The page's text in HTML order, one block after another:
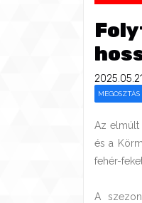
2025.05.21
MEGOSZTÁS
Az elmúlt
és a
fehér-
A